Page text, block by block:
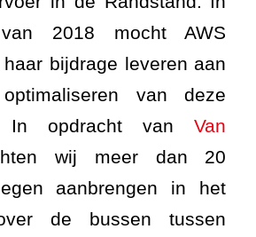
2018 mocht AWS
bijdrage leveren aan
van deze
In opdracht vanVan
wij meer dan 20
aanbrengen in het
de bussen tussen